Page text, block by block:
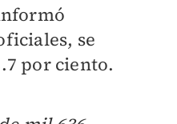
se
por ciento.